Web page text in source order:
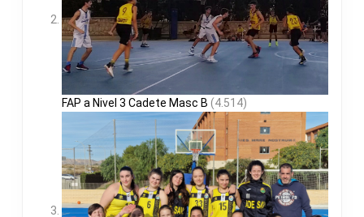
FAP a Nivel 3 Cadete Masc B (4.514)